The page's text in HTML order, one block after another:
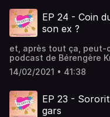
EP 24 - Coin
son ex ?
et, après tout ça, peut-
podcast de Bérengère
BaoussonRéalisation &
Baoussongraphisme :
14/02/2021 • 41:38
EP 23 -
gars